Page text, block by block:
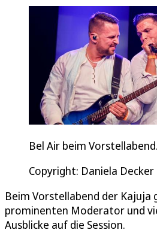
Bel Air beim Vorstellabend.
Copyright: Daniela Decker
Beim Vorstellabend der Kajuja
prominenten Moderator und
Ausblicke auf die Session.